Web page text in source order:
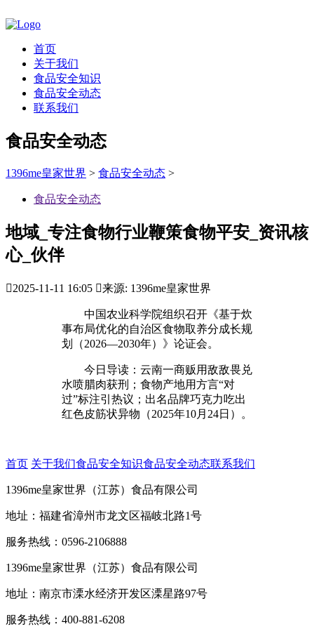
首页
关于我们
食品安全知识
食品安全动态
联系我们
食品安全动态
1396me皇家世界 > 食品安全动态 >
食品安全动态
地域_专注食物行业鞭策食物平安_资讯核
心_伙伴
2025-11-11 16:05 来源: 1396me皇家世界
中国农业科学院组织召开《基于炊
事布局优化的自治区食物取养分成长规
划（2026—2030年）》论证会。
今日导读：云南一商贩用敌敌畏兑
水喷腊肉获刑；食物产地用方言“对
过”标注引热议；出名品牌巧克力吃出
红色皮筋状异物（2025年10月24日）。
首页 关于我们食品安全知识食品安全动态联系我们
1396me皇家世界（江苏）食品有限公司
地址：福建省漳州市龙文区福岐北路1号
服务热线：0596-2106888
1396me皇家世界（江苏）食品有限公司
地址：南京市溧水经济开发区溧星路97号
服务热线：400-881-6208